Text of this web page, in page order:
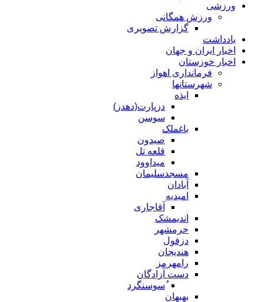
ورزشی
ورزش همگانی
گزارش تصویری
یادداشت
اخبار ایران و جهان
اخبار خوزستان
فرمانداری اهواز
شهرستانها
ایذه
دزپارت(دهدز)
سوسن
باغملک
صیدون
قلعه تل
میداوود
مسجدسلیمان
آبادان
امیدیه
آقاجاری
اندیمشک
خرمشهر
دزفول
هندیجان
رامهرمز
دست آزادگان
ُسوسنگرد
بهبهان